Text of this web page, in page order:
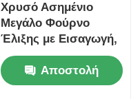
Χρυσό Ασημένιο
Μεγάλο Φούρνο
Έλιξης με Εισαγωγή,
Φούρνο Έλιξης
Αξιοπρεπών
Μεταλλικών
Αποστολή